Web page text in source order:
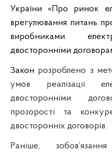
України «Про ринок
врегулювання питань
виробниками
двосторонніми
Закон розроблено з
умов реалізації
двосторонніми
прозорості та
двосторонніх договорів.
Раніше,